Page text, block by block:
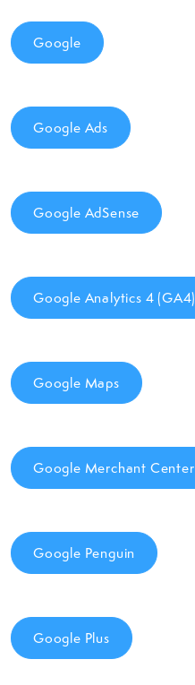
Google
Google Ads
Google AdSense
Google Analytics 4 (GA4)
Google Maps
Google Merchant Center
Google Penguin
Google Plus